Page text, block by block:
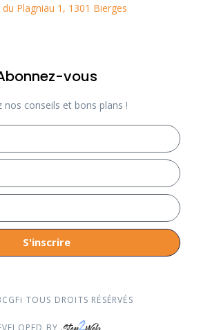
Plagniau 1, 1301 Bierges
vous
nos conseils et bons plans !
S'inscrire
TOUS DROITS RÉSÉRVÉS
BY